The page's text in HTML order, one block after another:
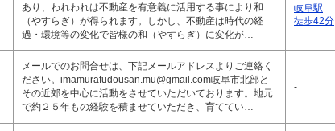
あり、われわれは不動産を有意義に活用する事により和
（やすらぎ）が得られます。しかし、不動産は時代の経
過・環境等の変化で皆様の和（やすらぎ）に変化が…
岐阜駅
徒歩42分
メールでのお問合せは、下記メールアドレスよりご連絡く
ださい。imamurafudousan.mu@gmail.com岐阜市北部と
その近郊を中心に活動をさせていただいております。地元
で約２５年もの経験を積ませていただき、育ててい…
-